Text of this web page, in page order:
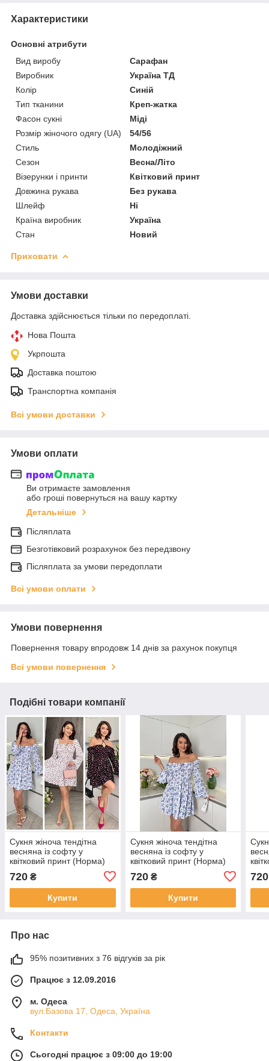
Характеристики
Основні атрибути
Вид виробу
Сарафан
Виробник
Україна ТД
Колір
Синій
Тип тканини
Креп-жатка
Фасон сукні
Міді
Розмір жіночого одягу (UA)
54/56
Стиль
Молодіжний
Сезон
Весна/Літо
Візерунки і принти
Квітковий принт
Довжина рукава
Без рукава
Шлейф
Ні
Країна виробник
Україна
Стан
Новий
Приховати
Умови доставки
Доставка здійснюється тільки по передоплаті.
Нова Пошта
Укрпошта
Доставка поштою
Транспортна компанія
Всі умови доставки
Умови оплати
Ви отримаєте замовлення
або гроші повернуться на вашу картку
Детальніше
Післяплата
Безготівковий розрахунок без передзвону
Післяплата за умови передоплати
Всі умови оплати
Умови повернення
Повернення товару впродовж 14 днів за рахунок покупця
Всі умови повернення
Подібні товари компанії
Сукня жіноча тендітна
весняна із софту у
квітковий принт (Норма)
720 ₴
Купити
Сукня жіноча тендітна
весняна із софту у
квітковий принт (Норма)
720₴
Купити
720
Про нас
95% позитивних з 76 відгуків за рік
Працює з 12.09.2016
м. Одеса
вул.Базова 17, Одеса, Україна
Контакти
Сьогодні працює з 09:00 до 19:00